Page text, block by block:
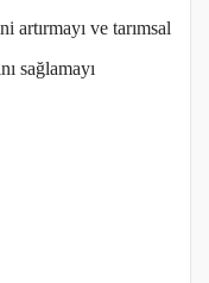
artırmayı ve tarımsal
sağlamayı